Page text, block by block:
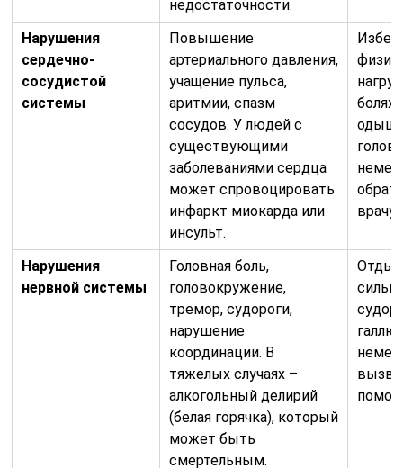
недостаточности.
Нарушения
сердечно-
сосудистой
системы
Повышение
артериального давления,
учащение пульса,
аритмии, спазм
сосудов. У людей с
существующими
заболеваниями сердца
может спровоцировать
инфаркт миокарда или
инсульт.
болях
врачу.
Нарушения
нервной системы
Головная боль,
головокружение,
тремор, судороги,
нарушение
координации. В
тяжелых случаях –
алкогольный делирий
(белая горячка), который
может быть
смертельным.